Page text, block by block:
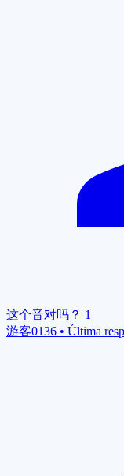
这个音对吗？ 1
游客0136 • Última